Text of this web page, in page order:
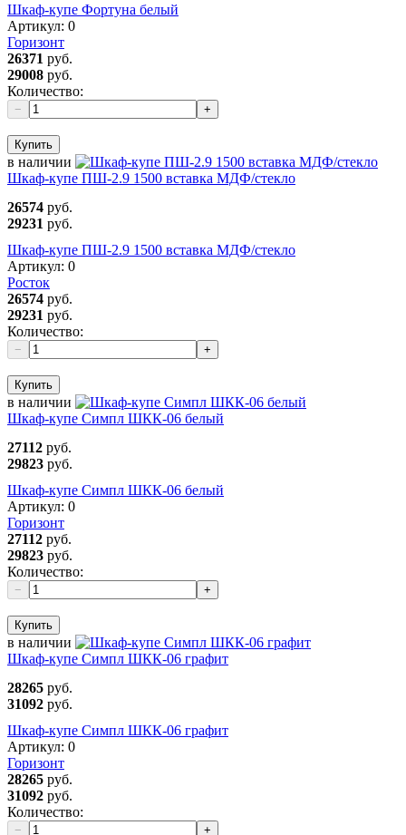
Шкаф-купе Фортуна белый
Артикул: 0
Горизонт
26371 руб.
29008 руб.
Количество:
− +
Купить
в наличии
Шкаф-купе ПШ-2.9 1500 вставка МДФ/стекло
26574 руб.
29231 руб.
Шкаф-купе ПШ-2.9 1500 вставка МДФ/стекло
Артикул: 0
Росток
26574 руб.
29231 руб.
Количество:
− +
Купить
в наличии
Шкаф-купе Симпл ШКК-06 белый
27112 руб.
29823 руб.
Шкаф-купе Симпл ШКК-06 белый
Артикул: 0
Горизонт
27112 руб.
29823 руб.
Количество:
− +
Купить
в наличии
Шкаф-купе Симпл ШКК-06 графит
28265 руб.
31092 руб.
Шкаф-купе Симпл ШКК-06 графит
Артикул: 0
Горизонт
28265 руб.
31092 руб.
Количество:
− +